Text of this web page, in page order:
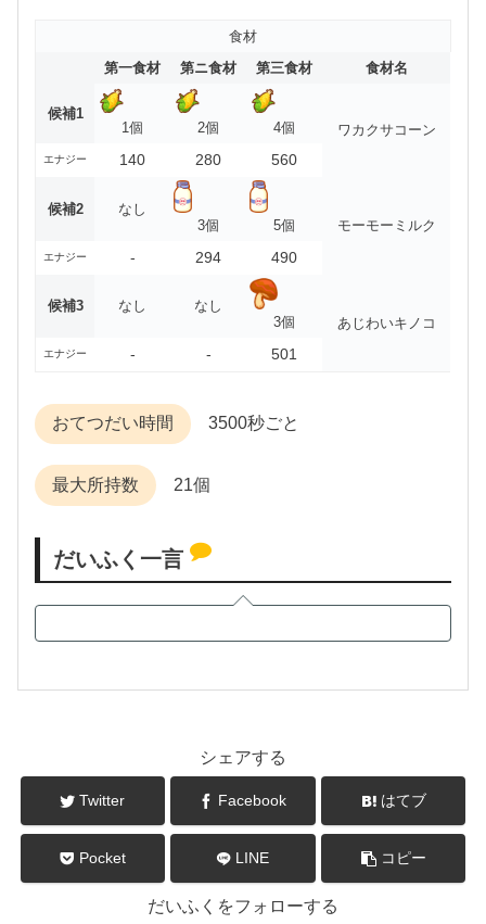
食材
第一食材
第ニ食材 第三食材 食材名
候補1
1個
2個 4個 ワカクサコーン
エナジー 140 280 560
候補2
なし
3個
5個 モーモーミルク
エナジー - 294 490
候補3 なし
なし
3個
あじわいキノコ
エナジー - - 501
おてつだい時間 3500秒ごと
最大所持数 21個
だいふく一言
シェアする
Twitter Facebook はてブ
Pocket LINE コピー
だいふくをフォローする